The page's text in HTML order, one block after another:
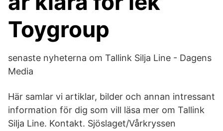
Toygroup
senaste nyheterna om Tallink Silja Line - Dagens
Media
Här samlar vi artiklar, bilder och annan intressant
information för dig som vill läsa mer om Tallink
Silja Line. Kontakt. Sjöslaget/Vårkryssen